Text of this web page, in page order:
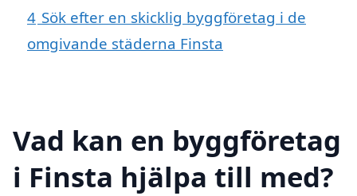
4 Sök efter en skicklig byggföretag i de
omgivande städerna Finsta
Vad kan en byggföretag
i Finsta hjälpa till med?